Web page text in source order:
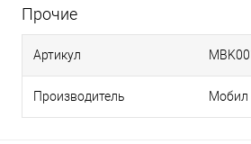
Прочие
Артикул
Производитель Мобил